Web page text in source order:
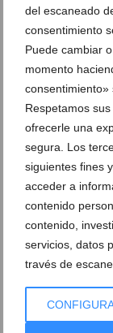
del escaneado
consentimiento
Puede cambiar
momento
consentimiento»
Respetamos
ofrecerle una
segura. Los
siguientes fines
acceder a
contenido
contenido,
servicios, datos
través de
Teatro:
22 de octubre de 2018